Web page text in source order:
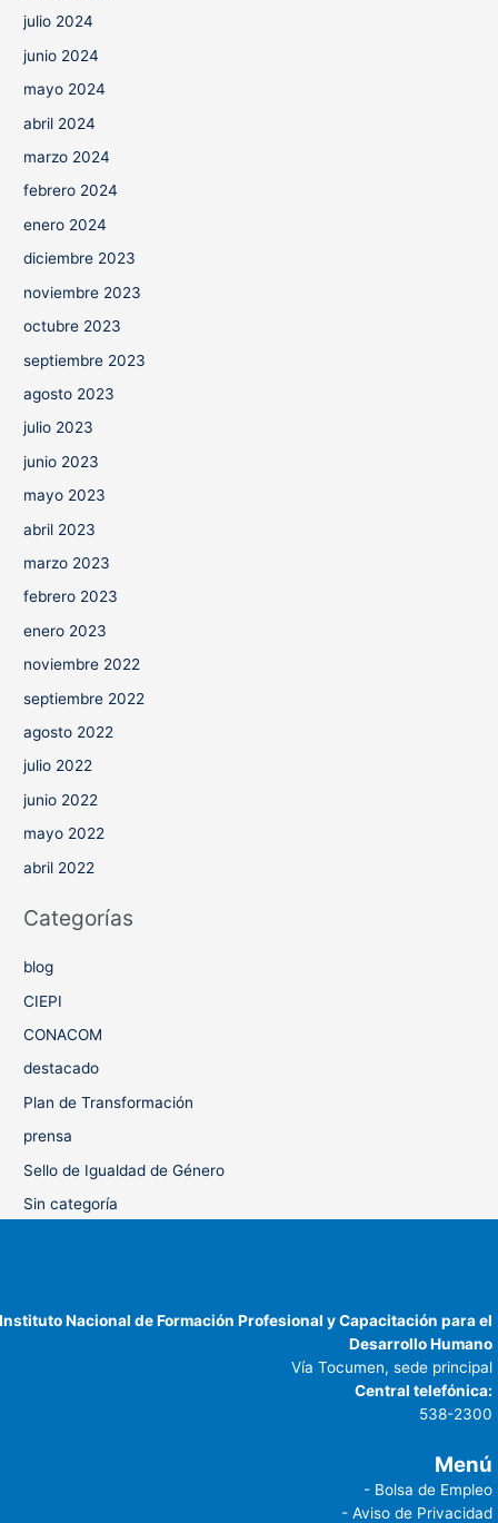
julio 2024
junio 2024
mayo 2024
abril 2024
marzo 2024
febrero 2024
enero 2024
diciembre 2023
noviembre 2023
octubre 2023
septiembre 2023
agosto 2023
julio 2023
junio 2023
mayo 2023
abril 2023
marzo 2023
febrero 2023
enero 2023
noviembre 2022
septiembre 2022
agosto 2022
julio 2022
junio 2022
mayo 2022
abril 2022
Categorías
blog
CIEPI
CONACOM
destacado
Plan de Transformación
prensa
Sello de Igualdad de Género
Sin categoría
Instituto Nacional de Formación Profesional y Capacitación para el
Desarrollo Humano
Vía Tocumen, sede principal
Central telefónica:
538-2300
Menú
- Bolsa de Empleo
- Aviso de Privacidad